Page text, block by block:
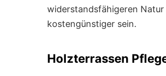
widerstandsfähigeren
kostengünstiger sein.
Holzterrassen